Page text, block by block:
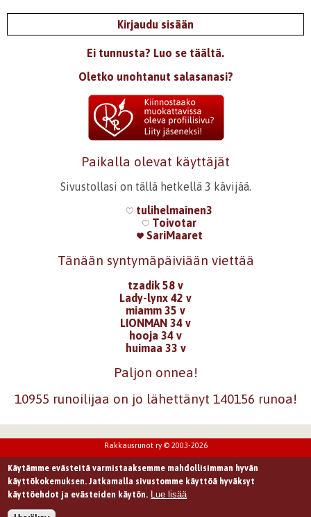
Kirjaudu sisään
Ei tunnusta? Luo se täältä.
Oletko unohtanut salasanasi?
Paikalla olevat käyttäjät
Sivustollasi on tällä hetkellä 3 kävijää.
tulihelmainen3
Toivotar
SariMaaret
Tänään syntymäpäiviään viettää
tzadik 58 v
Lady-lynx 42 v
miamm 35 v
LIONMAN 34 v
hooja 34 v
huimaa 33 v
Paljon onnea!
10955 runoilijaa on jo lähettänyt 140156 runoa!
Rakkausrunot ry © 2003-2026
Käytämme evästeitä varmistaaksemme mahdollisimman hyvän
käyttökokemuksen. Jatkamalla sivustomme käyttöä hyväksyt
käyttöehdot ja evästeiden käytön. Lue lisää